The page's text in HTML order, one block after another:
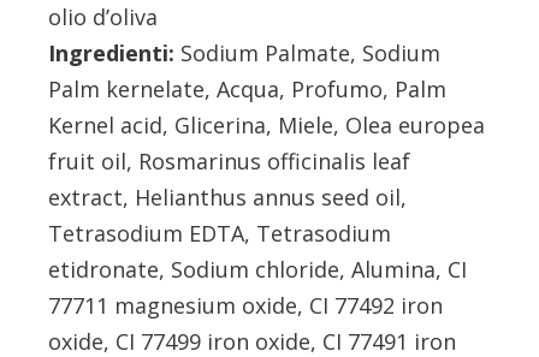
olio d’oliva
Ingredienti: Sodium Palmate, Sodium
Palm kernelate, Acqua, Profumo, Palm
Kernel acid, Glicerina, Miele, Olea europea
fruit oil, Rosmarinus officinalis leaf
extract, Helianthus annus seed oil,
Tetrasodium EDTA, Tetrasodium
etidronate, Sodium chloride, Alumina, CI
77711 magnesium oxide, CI 77492 iron
oxide, CI 77499 iron oxide, CI 77491 iron